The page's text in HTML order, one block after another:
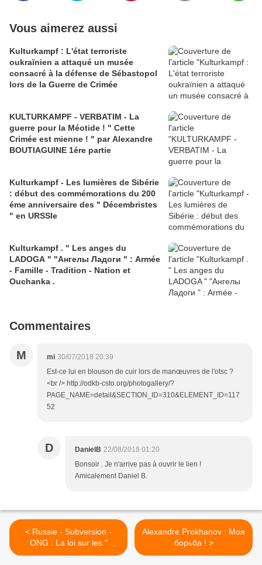
Vous aimerez aussi
Kulturkampf : L'état terroriste
oukraïnien a attaqué un musée
consacré à la défense de Sébastopol
lors de la Guerre de Crimée
KULTURKAMPF - VERBATIM - La
guerre pour la Méotide ! " Cette
Crimée est mienne ! " par Alexandre
BOUTIAGUINE 1ére partie
Kulturkampf - Les lumières de Sibérie
: début des commémorations du 200
éme anniversaire des " Décembristes
" en URSSIe
Kulturkampf . " Les anges du
LADOGA " "Ангелы Ладоги " : Armée
- Famille - Tradition - Nation et
Ouchanka .
Commentaires
M mi 30/07/2018 20:39
Est-ce lui en blouson de cuir lors de manœuvres de l'otsc ?
<br /> http://odkb-csto.org/photogallery/?
PAGE_NAME=detail&SECTION_ID=310&ELEMENT_ID=117
52
D DanielB 22/08/2018 01:20
Bonsoir . Je n'arrive pas à ouvrir le lien !
Amicalement Daniel B.
< Russie - Subversion -
ONG : La loi sur les "
agents étrangers " discutée
Alexandre Prokhanov : Моя
борьба ! >